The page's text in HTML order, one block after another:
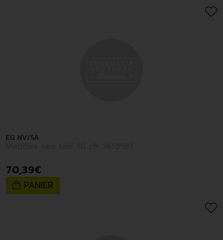
EG NV/SA
70,39€
PANIER